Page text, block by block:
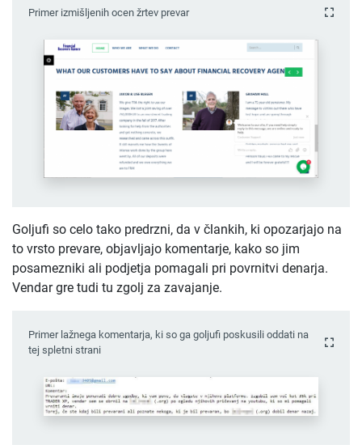
Primer izmišljenih ocen žrtev prevar
Goljufi so celo tako predrzni, da v člankih, ki opozarjajo na
to vrsto prevare, objavljajo komentarje, kako so jim
posamezniki ali podjetja pomagali pri povrnitvi denarja.
Vendar gre tudi tu zgolj za zavajanje.
Primer lažnega komentarja, ki so ga goljufi poskusili oddati na
tej spletni strani